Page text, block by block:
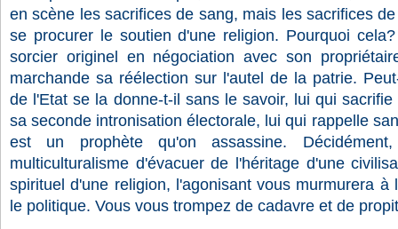
en scène les sacrifices de sang, mais les sacrifices
se procurer le soutien d'une religion. Pourquoi
sorcier originel en négociation avec son
marchande sa réélection sur l'autel de la patrie.
de l'Etat se la donne-t-il sans le savoir, lui qui
sa seconde intronisation électorale, lui qui rappelle
est un prophète qu'on assassine.
multiculturalisme d'évacuer de l'héritage d'une
spirituel d'une religion, l'agonisant vous murmurera à
le politique. Vous vous trompez de cadavre et de